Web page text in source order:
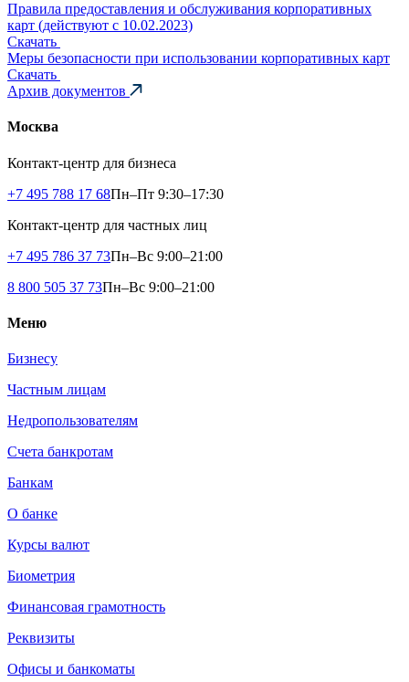
Правила предоставления и обслуживания корпоративных
карт (действуют с 10.02.2023)
Скачать
Меры безопасности при использовании корпоративных карт
Скачать
Архив документов
Москва
Контакт-центр для бизнеса
+7 495 788 17 68Пн–Пт 9:30–17:30
Контакт-центр для частных лиц
+7 495 786 37 73Пн–Вс 9:00–21:00
8 800 505 37 73Пн–Вс 9:00–21:00
Меню
Бизнесу
Частным лицам
Недропользователям
Счета банкротам
Банкам
О банке
Курсы валют
Биометрия
Финансовая грамотность
Реквизиты
Офисы и банкоматы